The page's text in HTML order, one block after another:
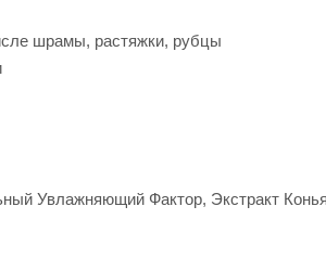
шрамы, растяжки, рубцы
Увлажняющий Фактор, Экстракт